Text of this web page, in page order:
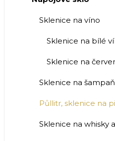
Sklenice na víno
Sklenice na bílé
Sklenice na
Sklenice na
Půllitr, sklenice na
Sklenice na whisky